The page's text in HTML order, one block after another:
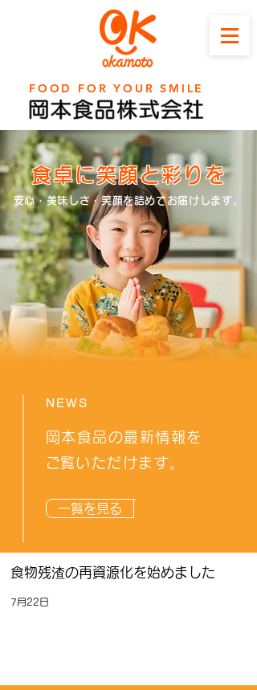
FOOD FOR YOUR SMILE
食卓に笑顔と彩りを
安心・美味しさ・笑顔を詰めてお届けします。
NEWS
岡本食品の最新情報を
​ご覧いただけます。
一覧を見る
食物残渣の再資源化を始めました
7月22日